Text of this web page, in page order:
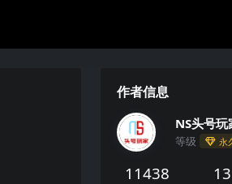
作者信息
NS头号玩
等级 永
11438